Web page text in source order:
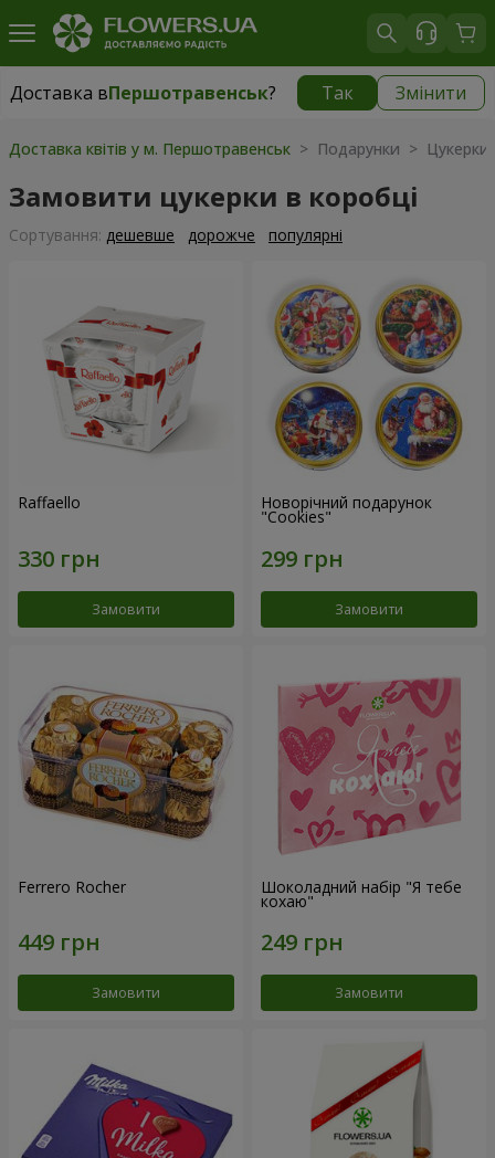
Доставка вПершотравенськ? Так Змінити
Доставка вПершотравенськ|1334 грн
Доставка квітів у м. Першотравенськ > Подарунки > Цукерки
Замовити цукерки в коробці
Сортування: дешевше дорожче популярні
Raffaello
Замовити
Новорічний подарунок
"Cookies"
Замовити
Ferrero Rocher
Замовити
Шоколадний набір "Я тебе
кохаю"
Замовити